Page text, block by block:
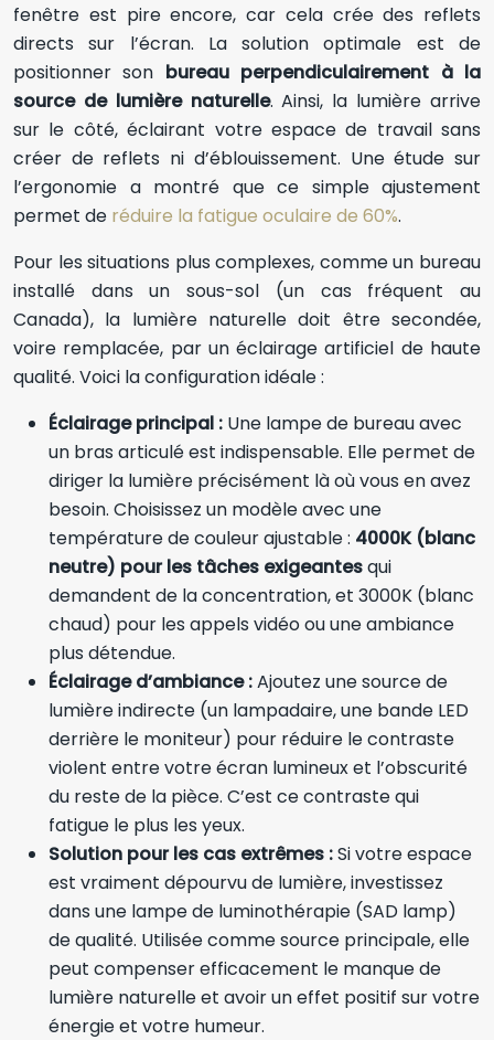
fenêtre est pire encore, car cela crée des reflets
directs sur l’écran. La solution optimale est de
positionner son bureau perpendiculairement à la
source de lumière naturelle. Ainsi, la lumière arrive
sur le côté, éclairant votre espace de travail sans
créer de reflets ni d’éblouissement. Une étude sur
l’ergonomie a montré que ce simple ajustement
permet de réduire la fatigue oculaire de 60%.
Pour les situations plus complexes, comme un bureau
installé dans un sous-sol (un cas fréquent au
Canada), la lumière naturelle doit être secondée,
voire remplacée, par un éclairage artificiel de haute
qualité. Voici la configuration idéale :
Éclairage principal : Une lampe de bureau avec
un bras articulé est indispensable. Elle permet de
diriger la lumière précisément là où vous en avez
besoin. Choisissez un modèle avec une
température de couleur ajustable : 4000K (blanc
neutre) pour les tâches exigeantesqui
demandent de la concentration, et 3000K (blanc
chaud) pour les appels vidéo ou une ambiance
plus détendue.
Éclairage d’ambiance :Ajoutez une source de
lumière indirecte (un lampadaire, une bande LED
derrière le moniteur) pour réduire le contraste
violent entre votre écran lumineux et l’obscurité
du reste de la pièce. C’est ce contraste qui
fatigue le plus les yeux.
Solution pour les cas extrêmes :Si votre espace
est vraiment dépourvu de lumière, investissez
dans une lampe de luminothérapie (SAD lamp)
de qualité. Utilisée comme source principale, elle
peut compenser efficacement le manque de
lumière naturelle et avoir un effet positif sur votre
énergie et votre humeur.